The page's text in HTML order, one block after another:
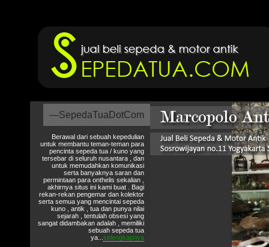
—SepedaTuaDotCom
Berawal dari sebuah kepedulian
untuk membantu teman-teman para
pencinta sepeda tua / kuno yang
tersebar di seluruh nusantara , dan
untuk memudahkan komunikasi
serta banyaknya saran dan
permintaan para onthelis sekalian ,
akhirnya situs ini kami buat . Bagi
rekan-rekan pengemar dan kolektor
serta semua yang mencintai sepeda
kuno , antik , tua dan punya nilai
sejarah , tentulah obsesi yang
sangat didambakan adalah , memiliki
sebuah sepeda tua
ya... selengkapnya